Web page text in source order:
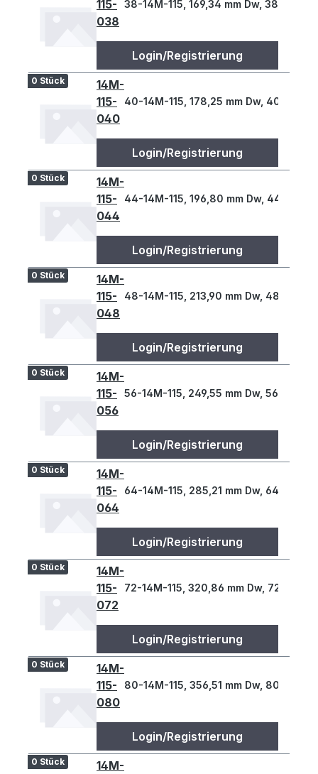
115-
038
38-14M-115, 169,34 mm Dw, 38 Z., 14 T
Login/Registrierung
0 Stück
14M-
115-
040
40-14M-115, 178,25 mm Dw, 40 Z., 14
Login/Registrierung
0 Stück
14M-
115-
044
44-14M-115, 196,80 mm Dw, 44 Z., 14
Login/Registrierung
0 Stück
14M-
115-
048
48-14M-115, 213,90 mm Dw, 48 Z., 14 T
Login/Registrierung
0 Stück
14M-
115-
056
56-14M-115, 249,55 mm Dw, 56 Z., 14 T
Login/Registrierung
0 Stück
14M-
115-
064
64-14M-115, 285,21 mm Dw, 64 Z., 14 T
Login/Registrierung
0 Stück
14M-
115-
072
72-14M-115, 320,86 mm Dw, 72 Z., 14
Login/Registrierung
0 Stück
14M-
115-
080
80-14M-115, 356,51 mm Dw, 80 Z., 14 T
Login/Registrierung
0 Stück
14M-